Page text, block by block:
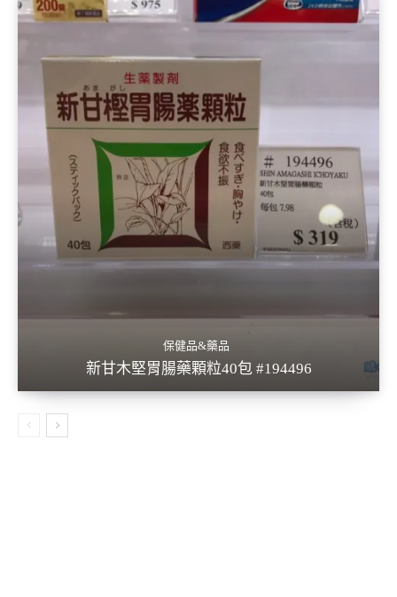
保健品&藥品
新甘木堅胃腸藥顆粒40包 #194496